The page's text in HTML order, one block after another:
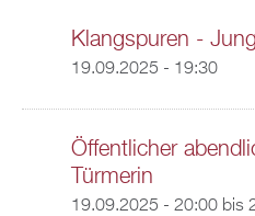
Klangspuren -
19.09.2025 - 19:30
Öffentlicher
Türmerin
19.09.2025 - 20:00bis